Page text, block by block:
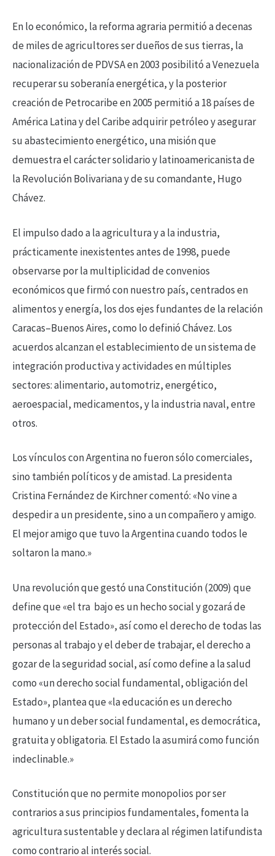
En lo económico, la reforma agraria permitió a decenas
de miles de agricultores ser dueños de sus tierras, la
nacionalización de PDVSA en 2003 posibilitó a Venezuela
recuperar su soberanía energética, y la posterior
creación de Petrocaribe en 2005 permitió a 18 países de
América Latina y del Caribe adquirir petróleo y asegurar
su abastecimiento energético, una misión que
demuestra el carácter solidario y latinoamericanista de
la Revolución Bolivariana y de su comandante, Hugo
Chávez.
El impulso dado a la agricultura y a la industria,
prácticamente inexistentes antes de 1998, puede
observarse por la multiplicidad de convenios
económicos que firmó con nuestro país, centrados en
alimentos y energía, los dos ejes fundantes de la relación
Caracas–Buenos Aires, como lo definió Chávez. Los
acuerdos alcanzan el establecimiento de un sistema de
integración productiva y actividades en múltiples
sectores: alimentario, automotriz, energético,
aeroespacial, medicamentos, y la industria naval, entre
otros.
Los vínculos con Argentina no fueron sólo comerciales,
sino también políticos y de amistad. La presidenta
Cristina Fernández de Kirchner comentó: «No vine a
despedir a un presidente, sino a un compañero y amigo.
El mejor amigo que tuvo la Argentina cuando todos le
soltaron la mano.»
Una revolución que gestó una Constitución (2009) que
define que «el tra bajo es un hecho social y gozará de
protección del Estado», así como el derecho de todas las
personas al trabajo y el deber de trabajar, el derecho a
gozar de la seguridad social, así como define a la salud
como «un derecho social fundamental, obligación del
Estado», plantea que «la educación es un derecho
humano y un deber social fundamental, es democrática,
gratuita y obligatoria. El Estado la asumirá como función
indeclinable.»
Constitución que no permite monopolios por ser
contrarios a sus principios fundamentales, fomenta la
agricultura sustentable y declara al régimen latifundista
como contrario al interés social.